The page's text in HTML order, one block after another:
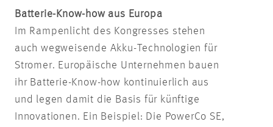
Batterie-Know-how aus Europa
Im Rampenlicht des Kongresses stehen
auch wegweisende Akku-Technologien für
Stromer. Europäische Unternehmen bauen
ihr Batterie-Know-how kontinuierlich aus
und legen damit die Basis für künftige
Innovationen. Ein Beispiel: Die PowerCo SE,